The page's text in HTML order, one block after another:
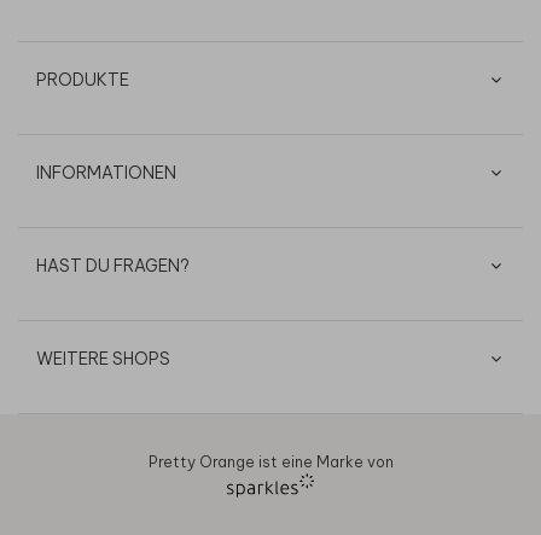
PRODUKTE
INFORMATIONEN
HAST DU FRAGEN?
WEITERE SHOPS
Pretty Orange ist eine Marke von